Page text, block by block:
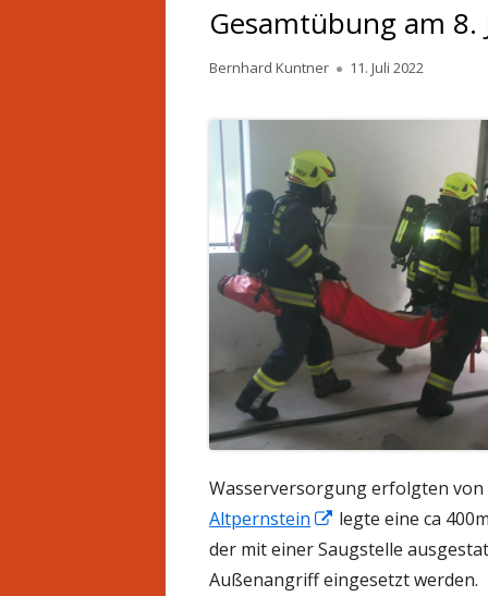
Gesamtübung am
Autor
Bernhard Kuntner
Veröffentlicht
11. Juli 2022
Wasserversorgung erfolgten von
Altpernstein
In
neuem
Fenster
legte eine ca
der mit einer Saugstelle
Außenangriff eingesetzt werden.